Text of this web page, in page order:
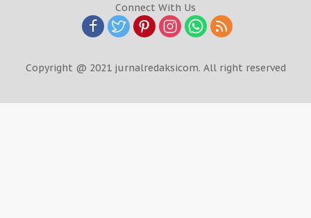
Connect With Us
Copyright @ 2021 jurnalredaksicom. All right reserved